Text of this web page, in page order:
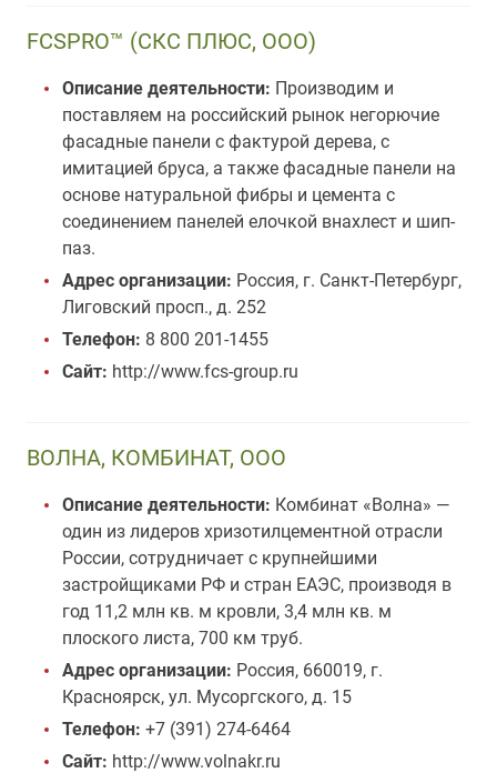
FCSPRO™ (СКС ПЛЮС, ООО)
Описание деятельности: Производим и
поставляем на российский рынок негорючие
фасадные панели с фактурой дерева, с
имитацией бруса, а также фасадные панели на
основе натуральной фибры и цемента с
соединением панелей елочкой внахлест и шип-
паз.
Адрес организации: Россия, г. Санкт-Петербург,
Лиговский просп., д. 252
Телефон: 8 800 201-1455
Сайт: http://www.fcs-group.ru
ВОЛНА, КОМБИНАТ, ООО
Описание деятельности: Комбинат «Волна» —
один из лидеров хризотилцементной отрасли
России, сотрудничает с крупнейшими
застройщиками РФ и стран ЕАЭС, производя в
год 11,2 млн кв. м кровли, 3,4 млн кв. м
плоского листа, 700 км труб.
Адрес организации: Россия, 660019, г.
Красноярск, ул. Мусоргского, д. 15
Телефон: +7 (391) 274-6464
Сайт: http://www.volnakr.ru